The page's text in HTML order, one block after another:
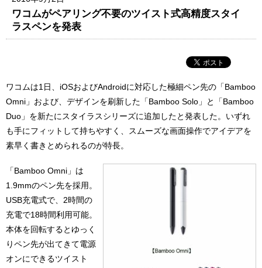
ワコムがペアリング不要のツイスト式高精度スタイ
ラスペンを発表
ワコムは1日、iOSおよびAndroidに対応した極細ペン先の「Bamboo
Omni」および、デザインを刷新した「Bamboo Solo」と「Bamboo
Duo」を新たにスタイラスシリーズに追加したと発表した。いずれ
も手にフィットして持ちやすく、スムーズな画面操作でアイデアを
素早く書きとめられるのが特長。
「Bamboo Omni」は
1.9mmのペン先を採用。
USB充電式で、2時間の
充電で18時間利用可能。
本体を回転するとゆっく
りペン先が出てきて電源
オンにできるツイスト